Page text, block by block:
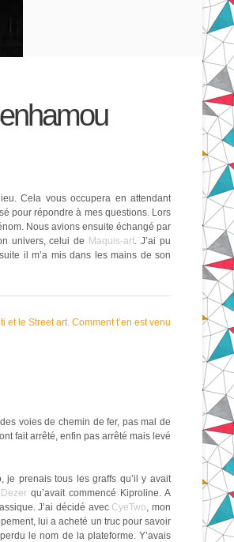
Cela vous occupera en attendant
pour répondre à mes questions. Lors
Nous avions ensuite échangé par
univers, celui de Maquis-art. J’ai pu
il m’a mis dans les mains de son
le Street art. Comment t’en est venu
voies de chemin de fer, pas mal de
fait arrêté, enfin pas arrêté mais levé
je prenais tous les graffs qu’il y avait
Dezer qu’avait commencé Kiproline. A
J’ai décidé avec CyeTwo, mon
lui a acheté un truc pour savoir
le nom de la plateforme. Y’avais